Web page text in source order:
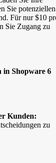
Sie potenziellen
Für nur $10
Sie Zugang zu
in Shopware 6
Kunden:
zu